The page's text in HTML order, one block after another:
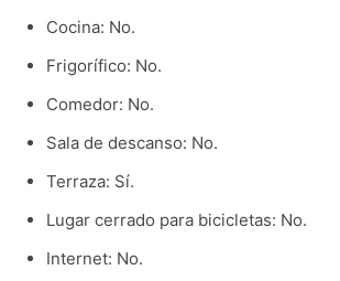
Cocina: No.
Frigorífico: No.
Comedor: No.
Sala de descanso: No.
Terraza: Sí.
Lugar cerrado para bicicletas: No.
Internet: No.